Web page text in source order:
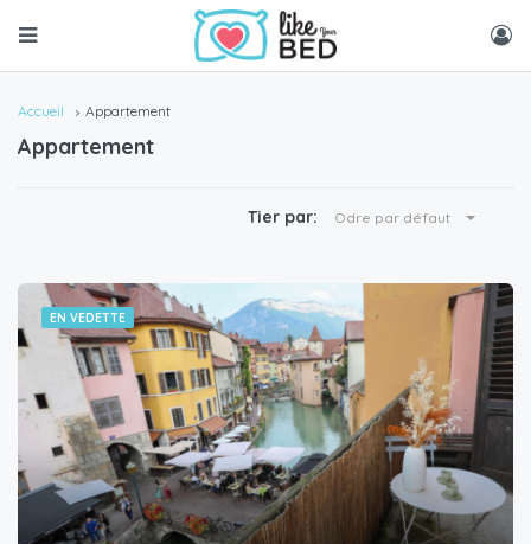
Accueil Appartement
Appartement
Tier par: Odre par défaut
EN VEDETTE